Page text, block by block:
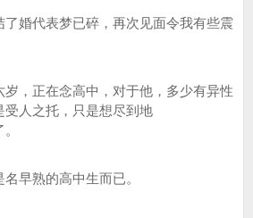
了婚代表梦已碎，再次见面令我有些震
，正在念高中，对于他，多少有异性
受人之托，只是想尽到地
早熟的高中生而已。